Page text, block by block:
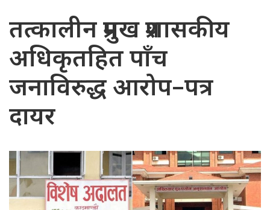
तत्कालीन प्रमुख प्रशासकीय
अधिकृतहित पाँच
जनाविरुद्ध आरोप–पत्र
दायर